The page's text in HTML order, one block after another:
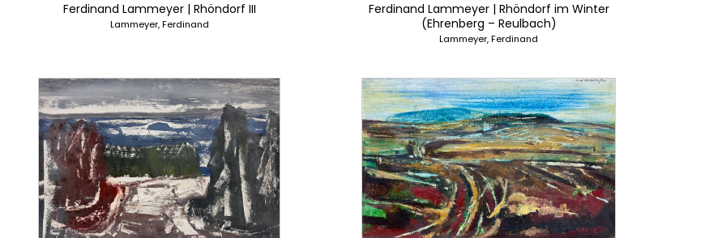
Ferdinand Lammeyer | Rhöndorf III
Lammeyer, Ferdinand
Ferdinand Lammeyer | Rhöndorf im Winter
(Ehrenberg – Reulbach)
Lammeyer, Ferdinand